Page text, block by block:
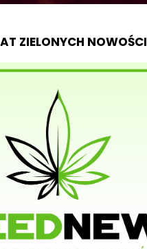
ZIELONYCH NOWOŚCI